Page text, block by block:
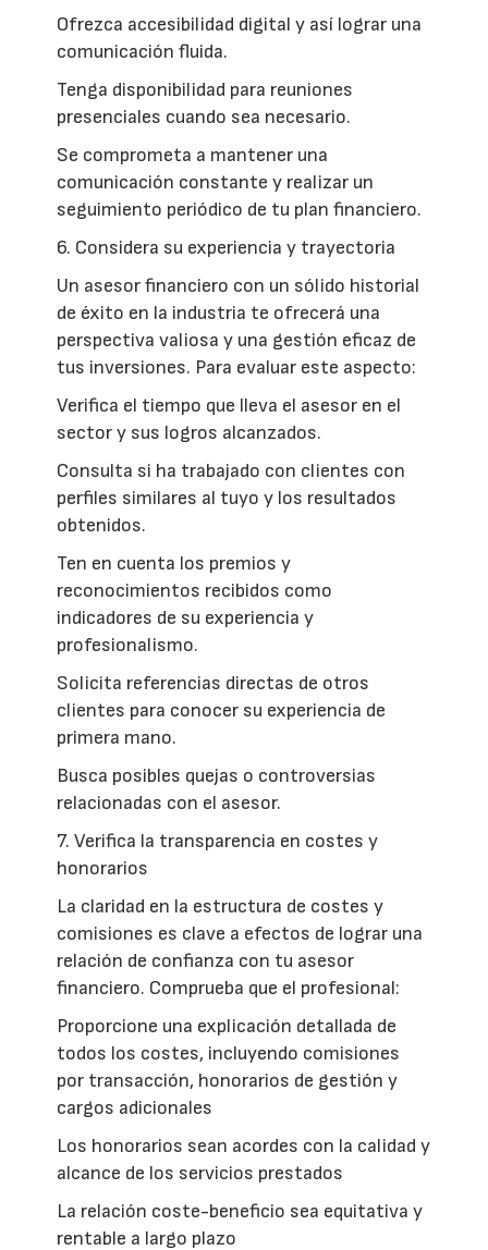
Ofrezca accesibilidad digital y así lograr una
comunicación fluida.
Tenga disponibilidad para reuniones
presenciales cuando sea necesario.
Se comprometa a mantener una
comunicación constante y realizar un
seguimiento periódico de tu plan financiero.
6. Considera su experiencia y trayectoria
Un asesor financiero con un sólido historial
de éxito en la industria te ofrecerá una
perspectiva valiosa y una gestión eficaz de
tus inversiones. Para evaluar este aspecto:
Verifica el tiempo que lleva el asesor en el
sector y sus logros alcanzados.
Consulta si ha trabajado con clientes con
perfiles similares al tuyo y los resultados
obtenidos.
Ten en cuenta los premios y
reconocimientos recibidos como
indicadores de su experiencia y
profesionalismo.
Solicita referencias directas de otros
clientes para conocer su experiencia de
primera mano.
Busca posibles quejas o controversias
relacionadas con el asesor.
7. Verifica la transparencia en costes y
honorarios
La claridad en la estructura de costes y
comisiones es clave a efectos de lograr una
relación de confianza con tu asesor
financiero. Comprueba que el profesional:
Proporcione una explicación detallada de
todos los costes, incluyendo comisiones
por transacción, honorarios de gestión y
cargos adicionales
Los honorarios sean acordes con la calidad y
alcance de los servicios prestados
La relación coste-beneficio sea equitativa y
rentable a largo plazo